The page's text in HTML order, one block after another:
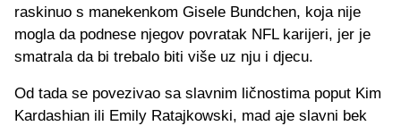
raskinuo s manekenkom Gisele Bundchen, koja nije
mogla da podnese njegov povratak NFL karijeri, jer je
smatrala da bi trebalo biti više uz nju i djecu.
Od tada se povezivao sa slavnim ličnostima poput Kim
Kardashian ili Emily Ratajkowski, mad aje slavni bek